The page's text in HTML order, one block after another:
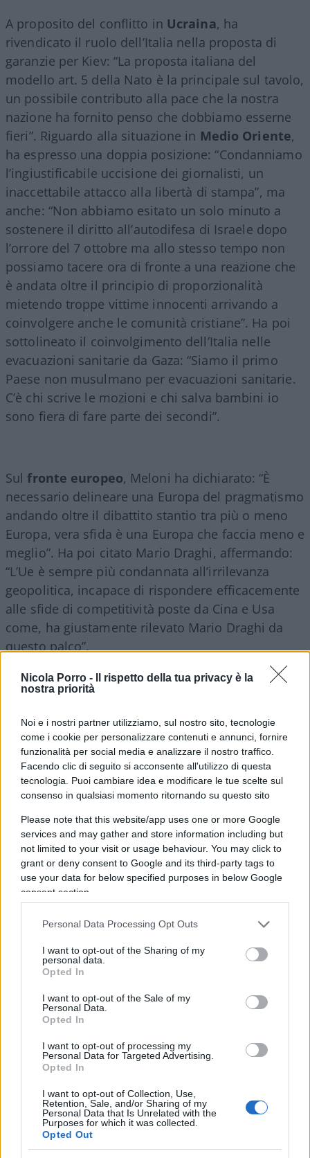
Nicola Porro -
Il rispetto della tua privacy è la
nostra priorità
Noi e i nostri partner utilizziamo, sul nostro sito, tecnologie
come i cookie per personalizzare contenuti e annunci, fornire
funzionalità per social media e analizzare il nostro traffico.
Facendo clic di seguito si acconsente all'utilizzo di questa
tecnologia. Puoi cambiare idea e modificare le tue scelte sul
consenso in qualsiasi momento ritornando su questo sito
Please note that this website/app uses one or more Google
services and may gather and store information including but
not limited to your visit or usage behaviour. You may click to
grant or deny consent to Google and its third-party tags to
use your data for below specified purposes in below Google
consent section.
Personal Data Processing Opt Outs
I want to opt-out of the Sharing of my
personal data.
Opted In
I want to opt-out of the Sale of my
Personal Data.
Opted In
I want to opt-out of processing my
Personal Data for Targeted Advertising.
Opted In
I want to opt-out of Collection, Use,
Retention, Sale, and/or Sharing of my
Personal Data that Is Unrelated with the
Purposes for which it was collected.
Opted Out
A proposito del conflitto in Ucraina, ha
rivendicato il ruolo dell’Italia nella proposta di
garanzie per Kiev: “La proposta italiana del
modello art. 5 della Nato è la principale sul tavolo,
un possibile contributo alla pace che la nostra
nazione ha fornito penso che dobbiamo esserne
fieri”. Riguardo alla situazione in Medio Oriente,
ha espresso una doppia posizione: “Condanniamo
l’ingiustificabile uccisione dei giornalisti, un
inaccettabile attacco alla libertà di stampa”, ma
anche: “Non abbiamo esitato un solo minuto a
sostenere il diritto all’autodifesa di Israele dopo
l’orrore del 7 ottobre ma allo stesso tempo non
possiamo tacere ora di fronte a una reazione che
è andata oltre il principio di proporzionalità
mietendo troppe vittime innocenti arrivando a
coinvolgere anche le comunità cristiane”. Ha poi
sottolineato il coinvolgimento dell’Italia nelle
evacuazioni sanitarie da Gaza: “Siamo il primo
Paese non musulmano per evacuazioni sanitarie.
C’è chi scrive le mozioni e chi salva bambini io
sono fiera di fare parte dei secondi”.
Sulfronte europeo, Meloni ha dichiarato: “È
necessario delineare una Europa del pragmatismo
andando oltre il dibattito stantio tra più o meno
Europa, vera sfida è una Europa che faccia meno e
meglio”. Ha poi citato Mario Draghi, affermando:
“L’Ue è sempre più condannata all’irrilevanza
geopolitica, incapace di rispondere efficacemente
alle sfide di competitività poste da Cina e Usa
come, ha giustamente rilevato Mario Draghi da
questo palco”.
Sul suo orientamento politico ha spiegato: “Essere
vecchi ma con mattoni nuovi, la nostra casa dove
costruire con mattoni nuovi è l’Occidente”. E sul
temadell’immigrazioneha dichiarato: “Abbiamo
messo mattoni nuovi sull’immigrazione con una
cornice di serietà e rigore come mai avvenuto
prima”, sottolineando una distinzione tra
immigrazione regolare e irregolare: “Una
immigrazione regolata e legale può essere una
ricchezza ma quella illegale e incontrollata è un
danno per qualsiasi società”. Sul tema giustizia e
verrà fatto di impedirci di regolare il fenomeno
della migrazione verrà rispedito al mittente. Non
c’è giudice, politico o burocrate che possa
italiano”.
Leggi anche:
Avete ucciso l’Europa
Tra le proposte politiche, ha annunciato